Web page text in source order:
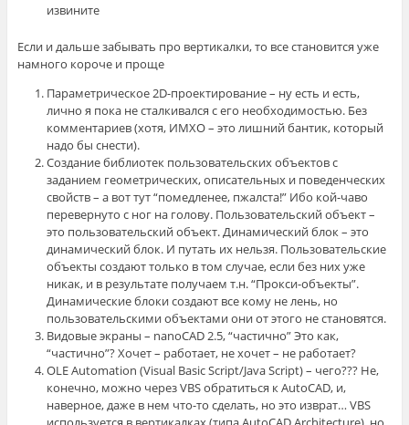
извините
Если и дальше забывать про вертикалки, то все становится уже
намного короче и проще
Параметрическое 2D-проектирование – ну есть и есть,
лично я пока не сталкивался с его необходимостью. Без
комментариев (хотя, ИМХО – это лишний бантик, который
надо бы снести).
Создание библиотек пользовательских объектов с
заданием геометрических, описательных и поведенческих
свойств – а вот тут “помедленее, пжалста!” Ибо кой-чаво
перевернуто с ног на голову. Пользовательский объект –
это пользовательский объект. Динамический блок – это
динамический блок. И путать их нельзя. Пользовательские
объекты создают только в том случае, если без них уже
никак, и в результате получаем т.н. “Прокси-объекты”.
Динамические блоки создают все кому не лень, но
пользовательскими объектами они от этого не становятся.
Видовые экраны – nanoCAD 2.5, “частично” Это как,
“частично”? Хочет – работает, не хочет – не работает?
OLE Automation (Visual Basic Script/Java Script) – чего??? Не,
конечно, можно через VBS обратиться к AutoCAD, и,
наверное, даже в нем что-то сделать, но это изврат… VBS